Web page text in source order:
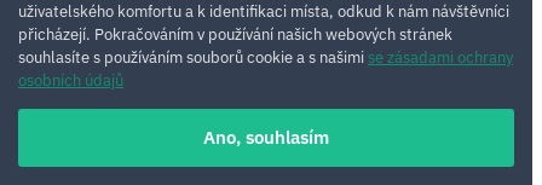
uživatelského komfortu a k identifikaci místa, odkud k nám návštěvníci
přicházejí. Pokračováním v používání našich webových stránek
souhlasíte s používáním souborů cookie a s našimi se zásadami ochrany
osobních údajů
Ano, souhlasím